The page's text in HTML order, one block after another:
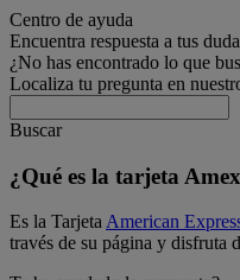
Centro de ayuda
Encuentra respuesta a tus
¿No has encontrado lo que
Localiza tu pregunta en
Buscar
¿Qué es la tarjeta
Es la TarjetaAmerican
través de su página y disfruta